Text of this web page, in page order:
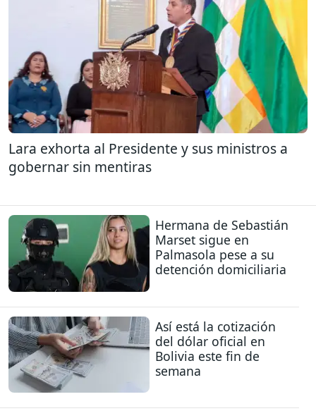
Lara exhorta al Presidente y sus ministros a
gobernar sin mentiras
Hermana de Sebastián
Marset sigue en
Palmasola pese a su
detención domiciliaria
Así está la cotización
del dólar oficial en
Bolivia este fin de
semana